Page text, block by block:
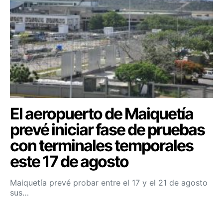
El aeropuerto de Maiquetía
prevé iniciar fase de pruebas
con terminales temporales
este 17 de agosto
Maiquetía prevé probar entre el 17 y el 21 de agosto
sus…